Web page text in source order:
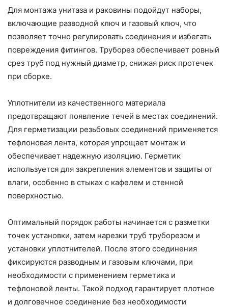
Для монтажа унитаза и раковины подойдут наборы,
включающие разводной ключ и газовый ключ, что
позволяет точно регулировать соединения и избегать
повреждения фитингов. Труборез обеспечивает ровный
срез труб под нужный диаметр, снижая риск протечек
при сборке.
Уплотнители из качественного материала
предотвращают появление течей в местах соединений.
Для герметизации резьбовых соединений применяется
тефлоновая лента, которая упрощает монтаж и
обеспечивает надежную изоляцию. Герметик
используется для закрепления элементов и защиты от
влаги, особенно в стыках с кафелем и стенной
поверхностью.
Оптимальный порядок работы начинается с разметки
точек установки, затем нарезки труб труборезом и
установки уплотнителей. После этого соединения
фиксируются разводным и газовым ключами, при
необходимости с применением герметика и
тефлоновой ленты. Такой подход гарантирует плотное
и долговечное соединение без необходимости